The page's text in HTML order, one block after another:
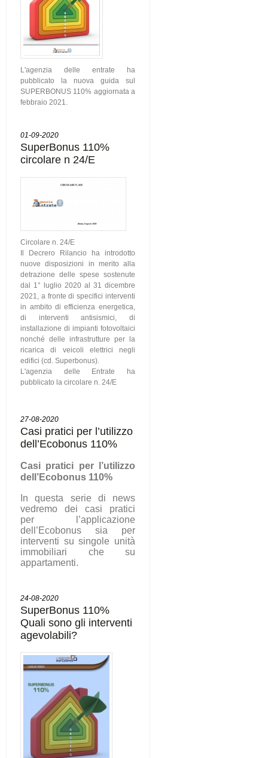
L'agenzia delle entrate ha
pubblicato la nuova guida sul
SUPERBONUS 110% aggiornata a
febbraio 2021.
01-09-2020
SuperBonus 110%
circolare n 24/E
Circolare n. 24/E
Il Decrero Rilancio ha introdotto
nuove disposizioni in merito alla
detrazione delle spese sostenute
dal 1° luglio 2020 al 31 dicembre
2021, a fronte di specifici interventi
in ambito di efficienza energetica,
di interventi antisismici, di
installazione di impianti fotovoltaici
nonché delle infrastrutture per la
ricarica di veicoli elettrici negli
edifici (cd. Superbonus).
L'agenzia delle Entrate ha
pubblicato la circolare n. 24/E
27-08-2020
Casi pratici per l’utilizzo
dell’Ecobonus 110%
Casi pratici per l’utilizzo
dell’Ecobonus 110%
In questa serie di news
vedremo dei casi pratici
per l’applicazione
dell’Ecobonus sia per
interventi su singole unità
immobiliari che su
appartamenti.
24-08-2020
SuperBonus 110%
Quali sono gli interventi
agevolabili?